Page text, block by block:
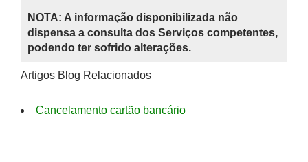
NOTA: A informação disponibilizada não
dispensa a consulta dos Serviços competentes,
podendo ter sofrido alterações.
Artigos Blog Relacionados
Cancelamento cartão bancário